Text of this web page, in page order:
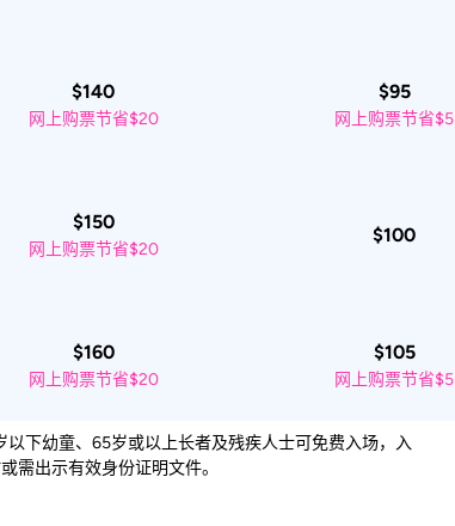
$140
网上购票节省$20
$95
网上购票节省$5
$150
网上购票节省$20
$100
$160
网上购票节省$20
$105
网上购票节省$5
以下幼童、65岁或以上长者及残疾人士可免费入场，入
需出示有效身份证明文件。